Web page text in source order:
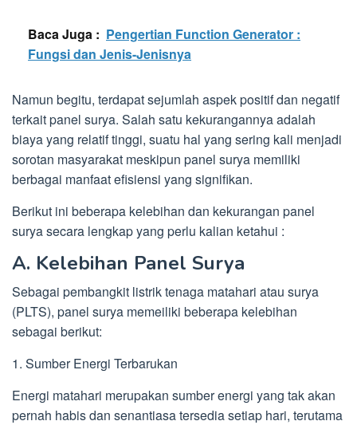
Baca Juga : Pengertian Function Generator :
Fungsi dan Jenis-Jenisnya
Namun begitu, terdapat sejumlah aspek positif dan negatif
terkait panel surya. Salah satu kekurangannya adalah
biaya yang relatif tinggi, suatu hal yang sering kali menjadi
sorotan masyarakat meskipun panel surya memiliki
berbagai manfaat efisiensi yang signifikan.
Berikut ini beberapa kelebihan dan kekurangan panel
surya secara lengkap yang perlu kalian ketahui :
A. Kelebihan Panel Surya
Sebagai pembangkit listrik tenaga matahari atau surya
(PLTS), panel surya memeiliki beberapa kelebihan
sebagai berikut:
1. Sumber Energi Terbarukan
Energi matahari merupakan sumber energi yang tak akan
pernah habis dan senantiasa tersedia setiap hari, terutama